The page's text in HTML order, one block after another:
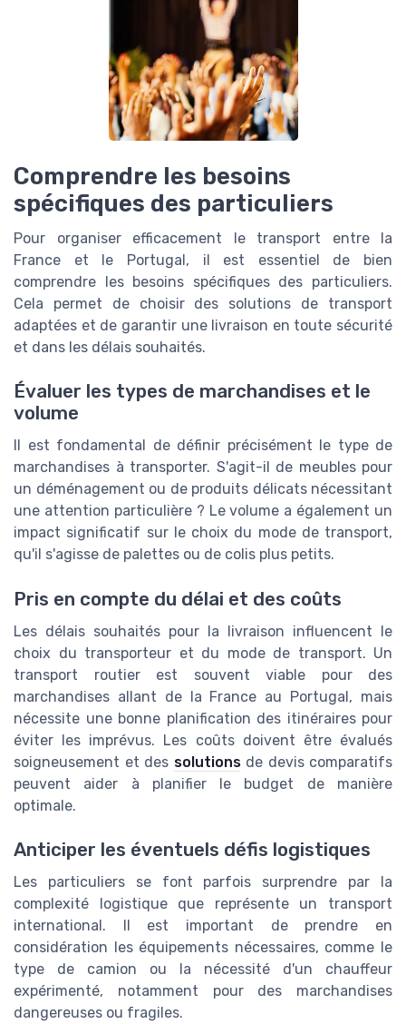
Comprendre les besoins
spécifiques des particuliers
Pour organiser efficacement le transport entre la
France et le Portugal, il est essentiel de bien
comprendre les besoins spécifiques des particuliers.
Cela permet de choisir des solutions de transport
adaptées et de garantir une livraison en toute sécurité
et dans les délais souhaités.
Évaluer les types de marchandises et le
volume
Il est fondamental de définir précisément le type de
marchandises à transporter. S'agit-il de meubles pour
un déménagement ou de produits délicats nécessitant
une attention particulière ? Le volume a également un
impact significatif sur le choix du mode de transport,
qu'il s'agisse de palettes ou de colis plus petits.
Pris en compte du délai et des coûts
Les délais souhaités pour la livraison influencent le
choix du transporteur et du mode de transport. Un
transport routier est souvent viable pour des
marchandises allant de la France au Portugal, mais
nécessite une bonne planification des itinéraires pour
éviter les imprévus. Les coûts doivent être évalués
soigneusement et des solutionsde devis comparatifs
peuvent aider à planifier le budget de manière
optimale.
Anticiper les éventuels défis logistiques
Les particuliers se font parfois surprendre par la
complexité logistique que représente un transport
international. Il est important de prendre en
considération les équipements nécessaires, comme le
type de camion ou la nécessité d'un chauffeur
expérimenté, notamment pour des marchandises
dangereuses ou fragiles.